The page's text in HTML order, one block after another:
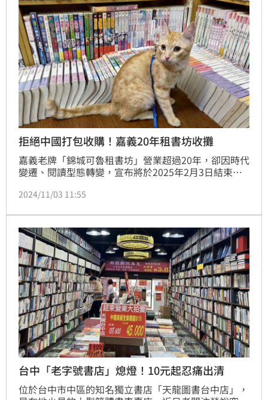
拒絕中國打包收購！嘉義20年租書坊收攤
嘉義老牌「錦城可魯租書坊」營業超過20年，卻因時代
變遷、閱讀型態轉變，宣布將於2025年2月3日結束營
決定進行清倉拍賣，消息一出立刻吸引大批書迷湧入搶
2024/11/03 11:55
台中「老字號書店」熄燈！10元起忍痛出清
位於台中市中區的知名獨立書店「天龍圖書台中店」，